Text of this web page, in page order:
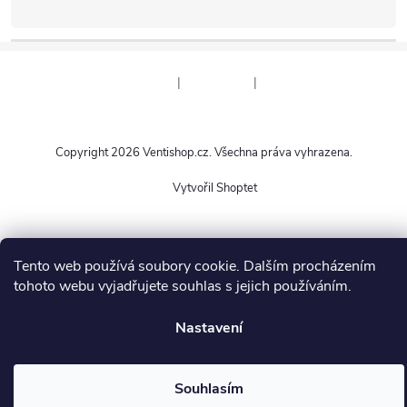
Tento web používá soubory cookie. Dalším procházením
tohoto webu vyjadřujete souhlas s jejich používáním.
Nastavení
Souhlasím
| |
Vytvořil Shoptet
Copyright 2026 Ventishop.cz. Všechna práva vyhrazena.